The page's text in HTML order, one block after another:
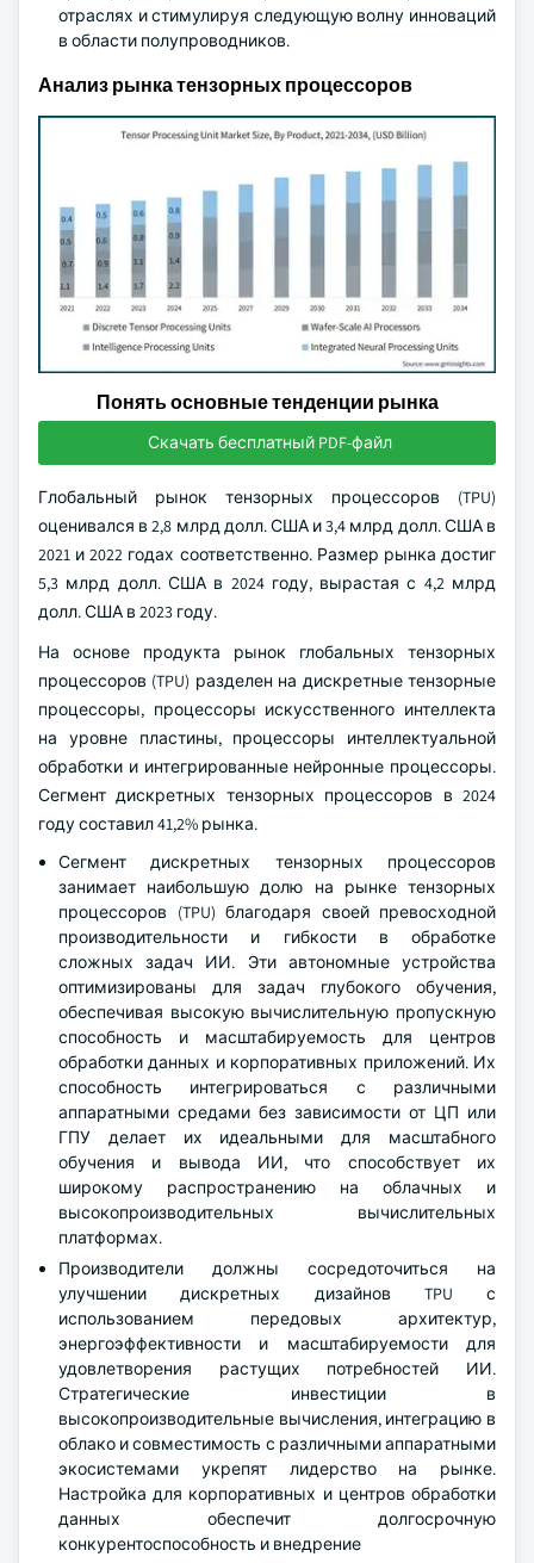
отраслях и стимулируя следующую волну инноваций
в области полупроводников.
Анализ рынка тензорных процессоров
Понять основные тенденции рынка
Скачать бесплатный PDF-файл
Глобальный рынок тензорных процессоров (TPU)
оценивался в 2,8 млрд долл. США и 3,4 млрд долл. США в
2021 и 2022 годах соответственно. Размер рынка достиг
5,3 млрд долл. США в 2024 году, вырастая с 4,2 млрд
долл. США в 2023 году.
На основе продукта рынок глобальных тензорных
процессоров (TPU) разделен на дискретные тензорные
процессоры, процессоры искусственного интеллекта
на уровне пластины, процессоры интеллектуальной
обработки и интегрированные нейронные процессоры.
Сегмент дискретных тензорных процессоров в 2024
году составил 41,2% рынка.
Сегмент дискретных тензорных процессоров
занимает наибольшую долю на рынке тензорных
процессоров (TPU) благодаря своей превосходной
производительности и гибкости в обработке
сложных задач ИИ. Эти автономные устройства
оптимизированы для задач глубокого обучения,
обеспечивая высокую вычислительную пропускную
способность и масштабируемость для центров
обработки данных и корпоративных приложений. Их
способность интегрироваться с различными
аппаратными средами без зависимости от ЦП или
ГПУ делает их идеальными для масштабного
обучения и вывода ИИ, что способствует их
широкому распространению на облачных и
высокопроизводительных вычислительных
платформах.
Производители должны сосредоточиться на
улучшении дискретных дизайнов TPU с
использованием передовых архитектур,
энергоэффективности и масштабируемости для
удовлетворения растущих потребностей ИИ.
Стратегические инвестиции в
высокопроизводительные вычисления, интеграцию в
облако и совместимость с различными аппаратными
экосистемами укрепят лидерство на рынке.
Настройка для корпоративных и центров обработки
данных обеспечит долгосрочную
конкурентоспособность и внедрение